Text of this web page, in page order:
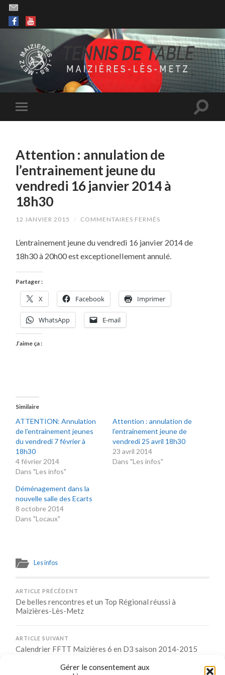
Gérer le consentement aux
Attention : annulation de
l’entrainement jeune du
vendredi 16 janvier 2014 à
18h30
12 JANVIER 2015 / COMMENTAIRES FERMÉS
ANNULATION
L’ENTRAINEMENT
JANVIER
2014
À
L’entrainement jeune du vendredi 16 janvier 2014 de
18h30 à 20h00 est exceptionellement annulé.
Partager :
X Facebook Imprimer
WhatsApp E-mail
J’aime ça :
Similaire
ATTENTION: Annulation
de l’entrainement jeunes
du vendredi 7 février à
18h30
4 février 2014
Dans "Les infos"
Attention : annulation de
l’entrainement jeune de
vendredi 25 avril 18h30
23 avril 2014
Dans "Les infos"
Déménagement dans la
nouvelle salle des Ecarts
8 octobre 2014
Dans "Locaux"
Les infos
ARTICLE PRÉCÉDENT
De belles rencontres et un Top Régional réussi à
Maizières-Lès-Metz
ARTICLE SUIVANT
Calendrier FFTT Maizières 6 en D3 saison 2014-2015